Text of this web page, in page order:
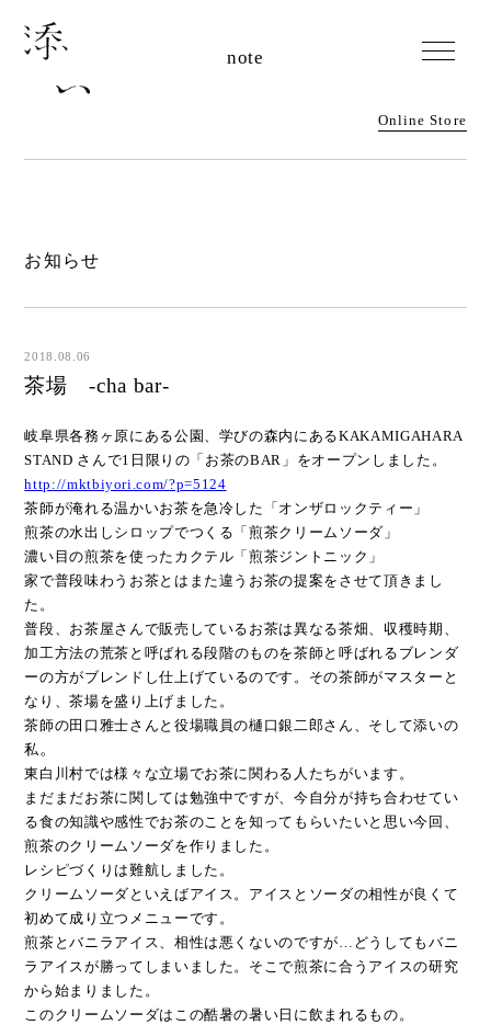
Online Store
note
お知らせ
2018.08.06
茶場 -cha bar-
岐阜県各務ヶ原にある公園、学びの森内にあるKAKAMIGAHARA
STAND さんで1日限りの「お茶のBAR」をオープンしました。
http://mktbiyori.com/?p=5124
茶師が淹れる温かいお茶を急冷した「オンザロックティー」
煎茶の水出しシロップでつくる「煎茶クリームソーダ」
濃い目の煎茶を使ったカクテル「煎茶ジントニック」
家で普段味わうお茶とはまた違うお茶の提案をさせて頂きまし
た。
普段、お茶屋さんで販売しているお茶は異なる茶畑、収穫時期、
加工方法の荒茶 と呼ばれる段階のものを茶師と呼ばれるブレンダ
ーの方がブレンドし仕上げているのです。その茶師がマスターと
なり、茶場を盛り上げました。
茶師の田口雅士さんと役場職員の樋口銀二郎さん、そして添いの
私 。
東白川村では様々な立場でお茶に関わる人たちがいます。
まだまだお茶に関しては勉強中ですが、今自分が持ち合わせてい
る食の知識や感性でお茶のことを知ってもらいたいと思い今回、
煎茶のクリームソーダを作りました。
レシピづくりは難航しました。
クリームソーダといえばアイス。アイスとソーダの相性が良くて
初めて成り立つ メニューです。
煎茶とバニラアイス、相性は悪くないのですが…どうしても バニ
ラアイスが勝ってしまいました。そこで煎茶に合うアイスの研究
から始まり ました。
このクリームソーダはこの酷暑の暑い日に飲まれるもの。